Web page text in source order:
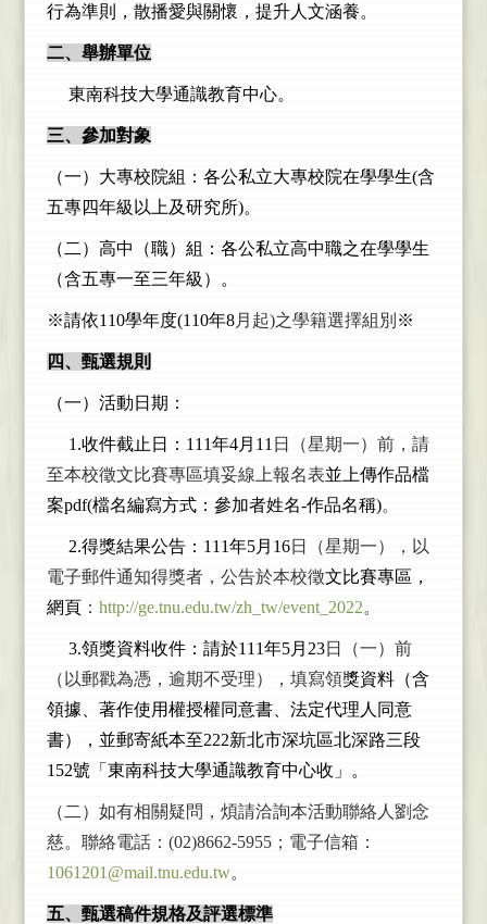
行為準則，散播愛與關懷，提升人文涵養。
二、舉辦單位
東南科技大學通識教育中心。
三、參加對象
（一）大專校院組：各公私立大專校院在學學生(含
五專四年級以上及研究所)。
（二）高中（職）組：各公私立高中職之在學學生
（含五專一至三年級）。
※請依110學年度(110年8月起)之學籍選擇組別 ※
四、甄選規則
（一）活動日期：
1.收件截止日：111年4月11 日（星期一）前，請
至本校徵文比賽專區填妥線上報名表並上傳作品檔
案pdf(檔名編寫方式：參加者姓名-作品名稱)。
2.得獎結果公告：111年5月16日（星期一），以
電子郵件通知得獎者，公告於本校徵文比賽專區，
網頁 ：http://ge.tnu.edu.tw/zh_tw/event_2022。
3.領獎資料收件：請於111年5月23日（一）前
（以郵戳為憑，逾期不受理），填寫領獎資料（含
領據、著作使用權授權同意書、法定代理人同意
書），並郵寄紙本至222新北市深坑區北深路三段
152號「東南科技大學通識教育中心收」。
（二）如有相關疑問，煩請洽詢本活動聯絡人劉念
慈。聯絡電話：(02)8662-5955；電子信箱：
1061201@mail.tnu.edu.tw。
五、甄選稿件規格及評選標準